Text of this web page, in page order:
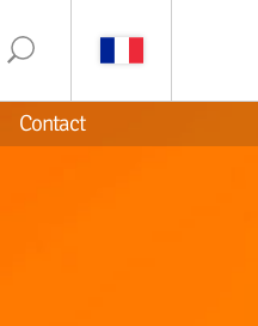
Contact